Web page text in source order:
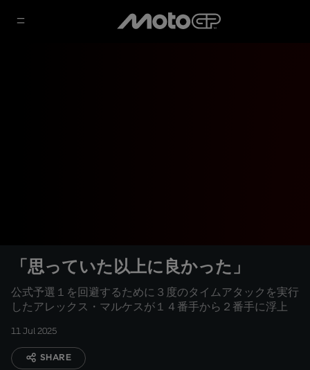
「思っていた以上に良かった」
公式予選１を回避するために３度のタイムアタックを実行
したアレックス・マルケスが１４番手から２番手に浮上
11 Jul 2025
SHARE